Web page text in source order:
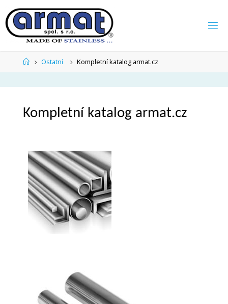
to
content
HomeOstatní Kompletní katalog armat.cz
Kompletní katalog armat.cz